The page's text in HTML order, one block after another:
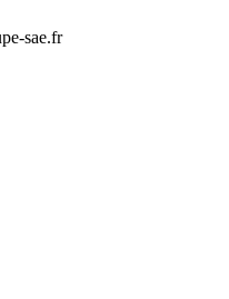
sae.fr